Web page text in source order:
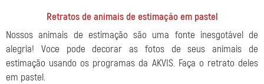
Retratos de animais de estimação em pastel
Nossos animais de estimação são uma fonte inesgotável de
alegria! Voce pode decorar as fotos de seus animais de
estimação usando os programas da AKVIS. Faça o retrato deles
em pastel.